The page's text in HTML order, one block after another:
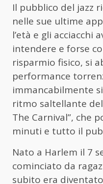
Il pubblico del jazz
nelle sue ultime
l’età e gli acciacchi
intendere e forse
risparmio fisico, si
performance
immancabilmente
ritmo saltellante del
The Carnival”, che
minuti e tutto il
Nato a Harlem il 7
cominciato da
subito era